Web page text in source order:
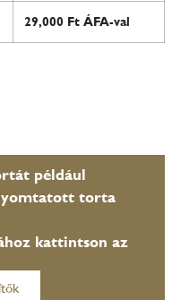
29,000 Ft ÁFA-val
például
torta
kattintson az